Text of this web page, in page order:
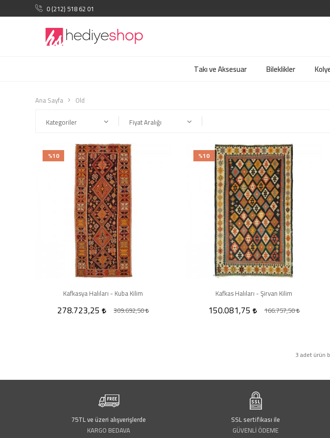
0 (212) 518 62 01
Takı ve Aksesuar Bileklikler
Ana Sayfa
Old
Kategoriler Fiyat Aralığı
Kafkasya Halıları - Kuba Kilim
%10
278.723,25 309.692,50
Kafkas Halıları - Şirvan Kilim
%10
150.081,75 166.757,50
3 adet ürün
75TL ve üzeri alışverişlerde
KARGO BEDAVA
SSL sertifikası ile
GÜVENLİ ÖDEME